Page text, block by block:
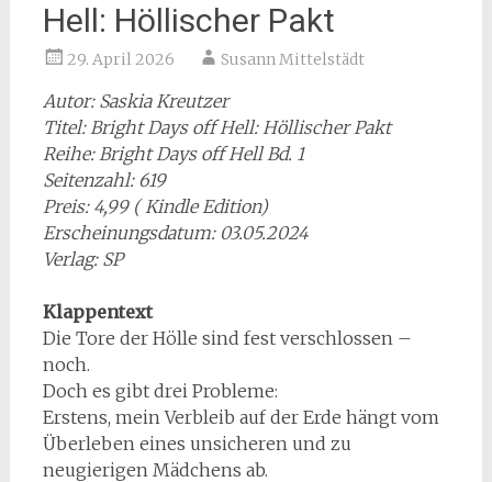
Hell: Höllischer Pakt
29. April 2026 Susann Mittelstädt
Autor: Saskia Kreutzer
Titel: Bright Days off Hell: Höllischer Pakt
Reihe: Bright Days off Hell Bd. 1
Seitenzahl: 619
Preis: 4,99 ( Kindle Edition)
Erscheinungsdatum: 03.05.2024
Verlag: SP
Klappentext
Die Tore der Hölle sind fest verschlossen –
noch.
Doch es gibt drei Probleme:
Erstens, mein Verbleib auf der Erde hängt vom
Überleben eines unsicheren und zu
neugierigen Mädchens ab.